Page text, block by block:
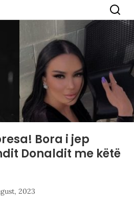
Bora i jep
Donaldit me këtë
2023